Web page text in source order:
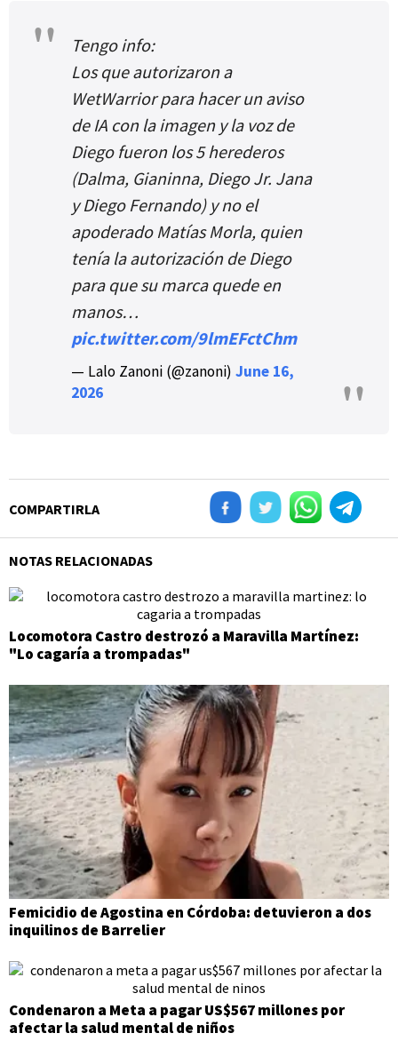
Tengo info:
Los que autorizaron a
WetWarrior para hacer un aviso
de IA con la imagen y la voz de
Diego fueron los 5 herederos
(Dalma, Gianinna, Diego Jr. Jana
y Diego Fernando) y no el
apoderado Matías Morla, quien
tenía la autorización de Diego
para que su marca quede en
manos…
pic.twitter.com/9lmEFctChm
— Lalo Zanoni (@zanoni) June 16,
2026
COMPARTIRLA
NOTAS RELACIONADAS
Locomotora Castro destrozó a Maravilla Martínez:
"Lo cagaría a trompadas"
Femicidio de Agostina en Córdoba: detuvieron a dos
inquilinos de Barrelier
Condenaron a Meta a pagar US$567 millones por
afectar la salud mental de niños